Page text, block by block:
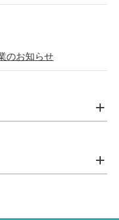
のお知らせ
add
add